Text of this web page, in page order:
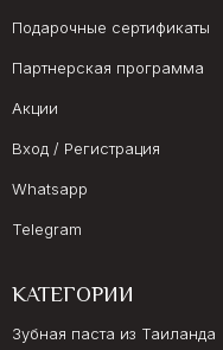
Подарочные сертификаты
Партнерская программа
Акции
Вход / Регистрация
Whatsapp
Telegram
КАТЕГОРИИ
Зубная паста из Таиланда